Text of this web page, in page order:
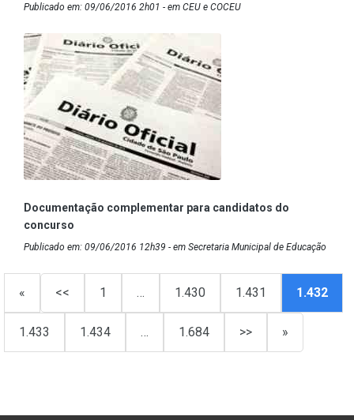
Publicado em: 09/06/2016 2h01 - em CEU e COCEU
Documentação complementar para candidatos do
concurso
Publicado em: 09/06/2016 12h39 - em Secretaria Municipal de Educação
« << 1 … 1.430 1.431 1.432
1.433 1.434 … 1.684 >> »